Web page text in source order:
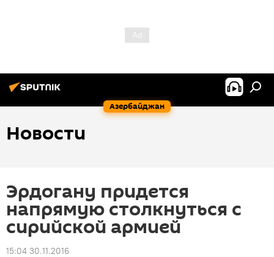
Азербайджан
Новости
Эрдогану придется
напрямую столкнуться с
сирийской армией
15:04 30.11.2016